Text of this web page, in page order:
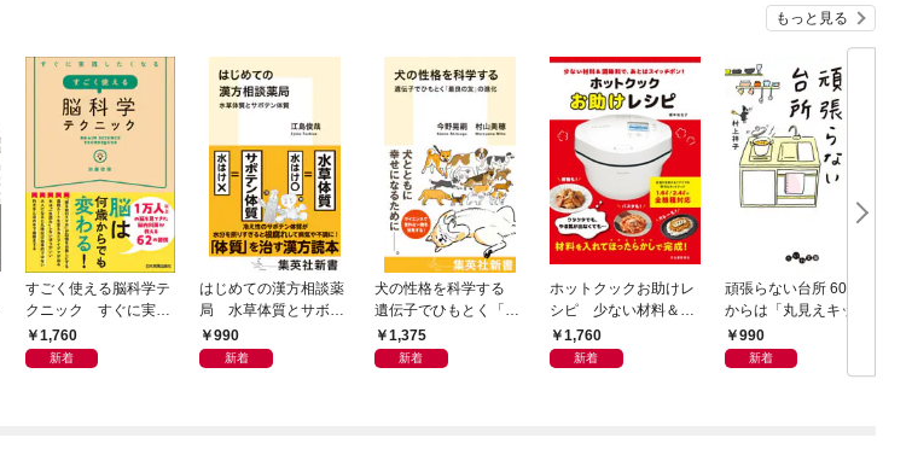
もっと見る
すごく使える脳科学テ
クニック すぐに実践
したくなる
1,760
新着
はじめての漢方相談薬
局 水草体質とサボテ
ン体質
990
新着
犬の性格を科学する
遺伝子でひもとく「最
良の友」の進化
1,375
新着
ホットクックお助けレ
シピ 少ない材料＆調
味料で、あとはスイッ
チポン！
1,760
新着
頑張らない台所 60歳
からは「丸見えキッチ
ン」でラクしておいし
い
990
新着